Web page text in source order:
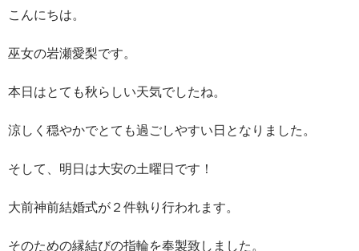
こんにちは。
巫女の岩瀬愛梨です。
本日はとても秋らしい天気でしたね。
涼しく穏やかでとても過ごしやすい日となりました。
そして、明日は大安の土曜日です！
大前神前結婚式が２件執り行われます。
そのための縁結びの指輪を奉製致しました。